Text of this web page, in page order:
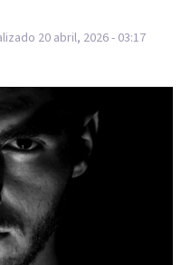
20 abril, 2026 - 03:17